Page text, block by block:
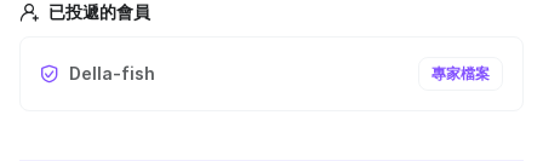
已投遞的會員
Della-fish 專家檔案